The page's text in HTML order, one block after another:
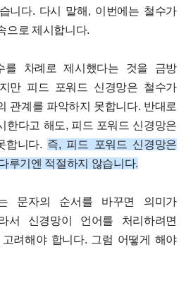
니다. 다시 말해, 이번에는 철수가
으로 제시합니다.
를 차례로 제시했다는 것을 금방
만 피드 포워드 신경망은 철수가
관계를 파악하지 못합니다. 반대로
한다고 해도, 피드 포워드 신경망은
합니다. 즉, 피드 포워드 신경망은
루기엔 적절하지 않습니다.
문자의 순서를 바꾸면 의미가
서 신경망이 언어를 처리하려면
려해야 합니다. 그럼 어떻게 해야